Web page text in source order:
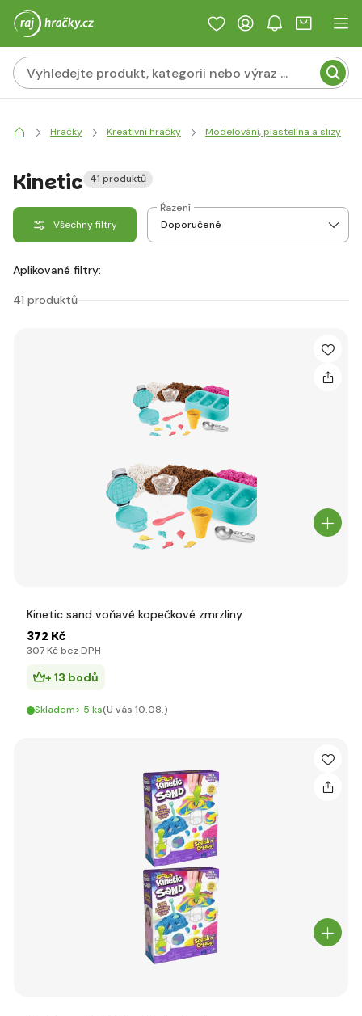
Hračky Kreativní hračky Modelování, plastelína a slizy
Kinetic 41 produktů
Všechny filtry
Řazení
Aplikované filtry:
41 produktů
Kinetic sand voňavé kopečkové zmrzliny
372 Kč
307 Kč bez DPH
+ 13 bodů
Skladem> 5 ks(U vás 10.08.)